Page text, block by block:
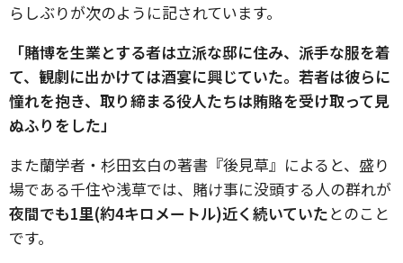
らしぶりが次のように記されています。
「賭博を生業とする者は立派な邸に住み、派手な服を着
て、観劇に出かけては酒宴に興じていた。若者は彼らに
憧れを抱き、取り締まる役人たちは賄賂を受け取って見
ぬふりをした」
また蘭学者・杉田玄白の著書『後見草』によると、盛り
場である千住や浅草では、賭け事に没頭する人の群れが
夜間でも1里(約4キロメートル)近く続いていたとのこと
です。